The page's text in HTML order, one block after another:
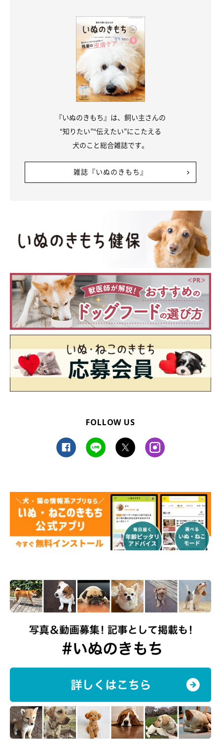
「小麦粉を部屋中に撒き散らしてた」
「ゴミ箱漁ってティッシュやらなんやらいっぱいちぎって
えらいことに…」
「ティッシュを全部出してた」
「お留守番のとき、愛犬の背丈ほどある蓋のあるカゴをひ
っくり返して、中に入れてあったトイレシーツや歯磨きシ
ート類がぐちゃぐちゃに散乱していたとき」
噛みグセのせいで…
getty
『いぬのきもち』は、飼い主さんの
“知りたい”“伝えたい”にこたえる
犬のこと総合雑誌です。
雑誌『いぬのきもち』
FOLLOW US